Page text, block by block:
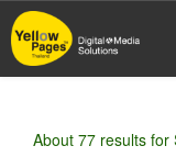
Skip
to
main
About 77 results for